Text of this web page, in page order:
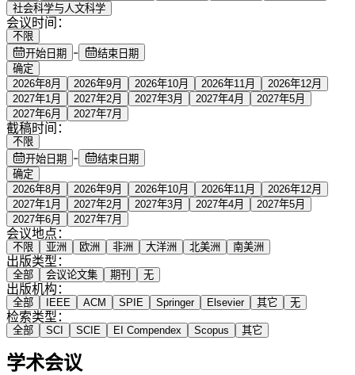
社会科学与人文科学
会议时间：
不限
开始日期
-
结束日期
确定
2026年8月
2026年9月 2026年10月 2026年11月
2026年12月
2027年1月
2027年2月 2027年3月 2027年4月
2027年5月
2027年6月
2027年7月
截稿时间：
不限
开始日期
-
结束日期
确定
2026年8月
2026年9月 2026年10月 2026年11月
2026年12月
2027年1月
2027年2月 2027年3月 2027年4月
2027年5月
2027年6月
2027年7月
会议地点：
不限 亚洲 欧洲 非洲 大洋洲 北美洲 南美洲
出版类型：
全部 会议论文集 期刊 无
出版机构：
全部 IEEE ACM SPIE Springer Elsevier 其它 无
检索类型：
全部 SCI SCIE EI Compendex Scopus 其它
学术会议